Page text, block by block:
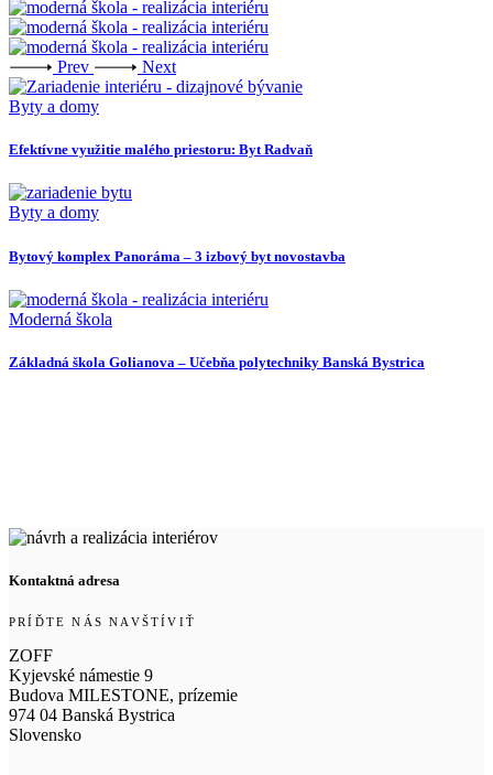
Prev Next
Byty a domy
Efektívne využitie malého priestoru: Byt Radvaň
Byty a domy
Bytový komplex Panoráma – 3 izbový byt novostavba
Moderná škola
Základná škola Golianova – Učebňa polytechniky Banská Bystrica
Kontaktná adresa
PRÍĎTE NÁS NAVŠTÍVIŤ
ZOFF
Kyjevské námestie 9
Budova MILESTONE, prízemie
974 04 Banská Bystrica
Slovensko